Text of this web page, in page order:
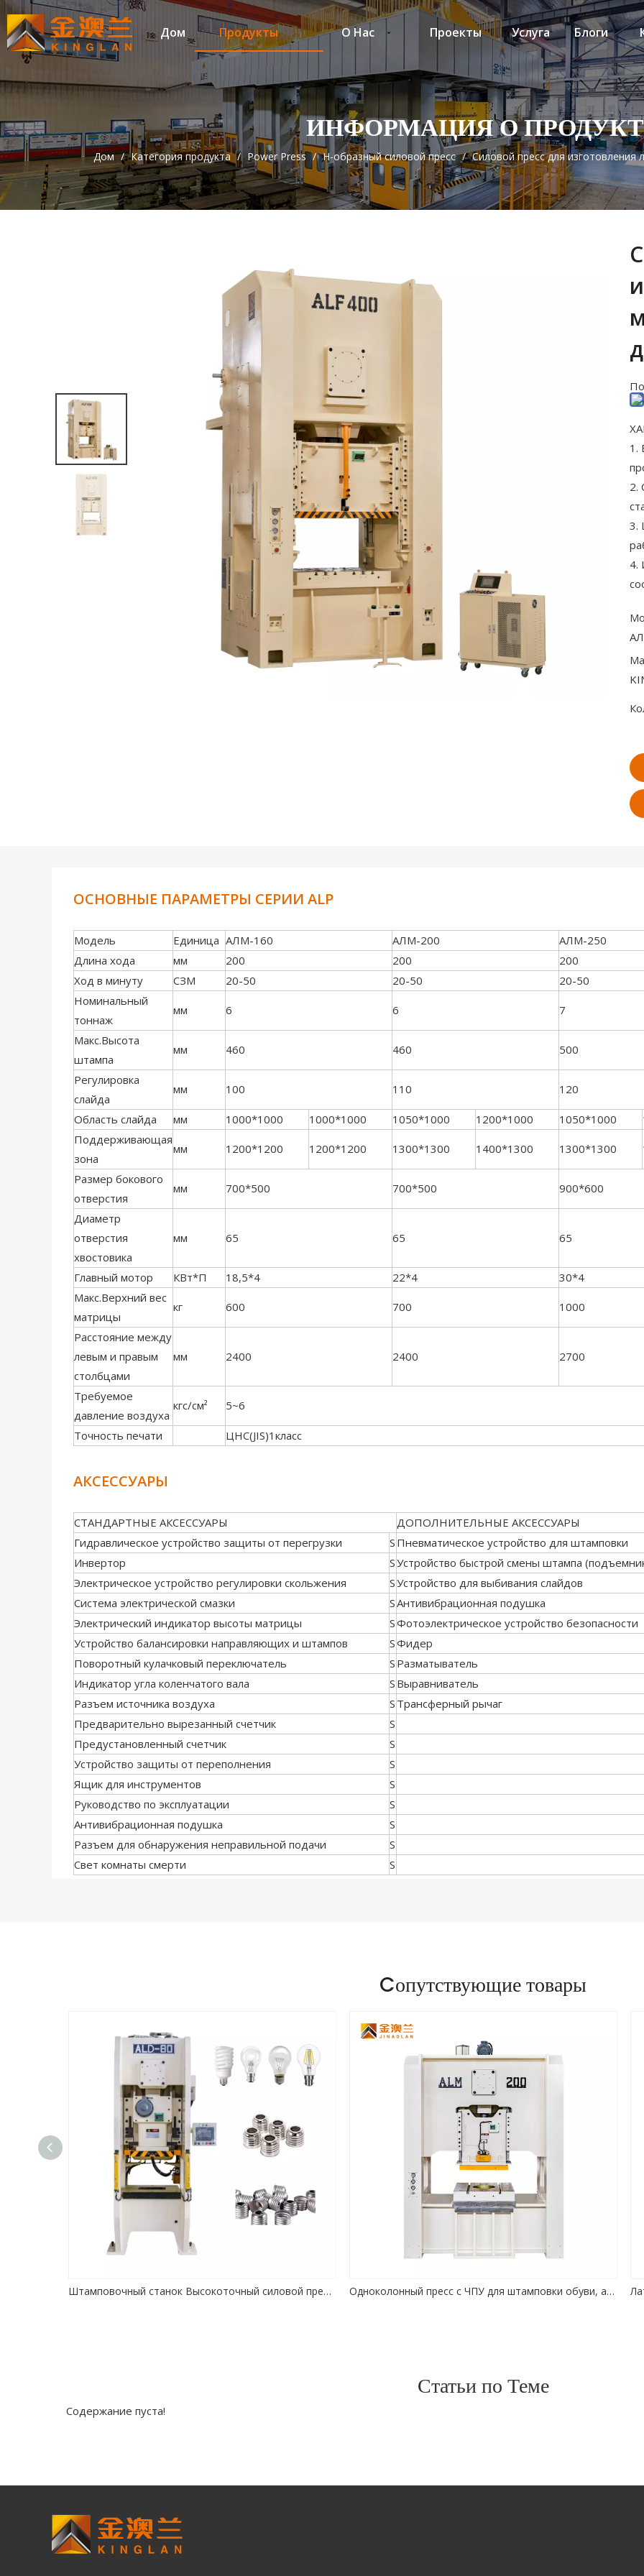
Дом Продукты О Нас Проекты Услуга Блоги
ИНФОРМАЦИЯ О
Дом / Категория продукта / Power Press / H-образный силовой пресс / Силовой пресс для
1.
2.
3.
4.
ОСНОВНЫЕ ПАРАМЕТРЫ СЕРИИ ALP
Модель Единица АЛМ-160 АЛМ-200 АЛМ-250
Длина хода
мм 200 200 200
Ход в минуту
СЗМ 20-50 20-50 20-50
Номинальный
тоннаж
мм 6 6 7
Макс.Высота
штампа
мм 460 460 500
Регулировка
слайда
мм 100 110 120
Область слайда мм 1000*1000 1000*1000 1050*1000 1200*1000 1050*1000
Поддерживающая
зона
мм 1200*1200 1200*1200 1300*1300 1400*1300 1300*1300
Размер бокового
отверстия
мм 700*500 700*500 900*600
Диаметр
отверстия
хвостовика
мм 65 65 65
Главный мотор КВт*П 18,5*4 22*4 30*4
Макс.Верхний вес
матрицы
кг 600 700 1000
Расстояние между
левым и правым
столбцами
мм 2400 2400 2700
Требуемое
давление воздуха
кгс/см² 5~6
Точность печати ЦНС(JIS)1класс
АКСЕССУАРЫ
СТАНДАРТНЫЕ АКСЕССУАРЫ
ДОПОЛНИТЕЛЬНЫЕ АКСЕССУАРЫ
Гидравлическое устройство защиты от перегрузки
S Пневматическое устройство для штамповки
Инвертор
SУстройство быстрой смены штампа
Электрическое устройство регулировки скольжения
SУстройство для выбивания слайдов
Система электрической смазки
SАнтивибрационная подушка
Электрический индикатор высоты матрицы
SФотоэлектрическое устройство безопасности
Устройство балансировки направляющих и штампов
SФидер
Поворотный кулачковый переключатель
S Разматыватель
Индикатор угла коленчатого вала
S Выравниватель
Разъем источника воздуха
S Трансферный рычаг
Предварительно вырезанный счетчик
S
Предустановленный счетчик
S
Устройство защиты от переполнения
S
Ящик для инструментов
S
Руководство по эксплуатации
S
Антивибрационная подушка
S
Разъем для обнаружения неправильной подачи
S
Свет комнаты смерти
S
Cопутствующие товары
Штамповочный станок Высокоточный силовой пресс Светодиодный держатель лампы Алюминиевая чашка Одноколонный пресс с ЧПУ для штамповки обуви, автоматическая машина для изготовления петель
Статьи по Теме
Содержание пуста!